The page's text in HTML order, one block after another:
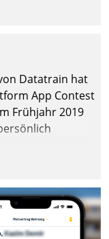
Datatrain hat
App Contest
Frühjahr 2019